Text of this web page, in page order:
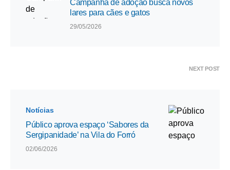
Campanha de adoção busca novos
lares para cães e gatos
29/05/2026
NEXT POST
Notícias
Público aprova espaço ‘Sabores da
Sergipanidade’ na Vila do Forró
02/06/2026